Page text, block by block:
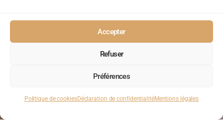
Accepter
Refuser
Préférences
Politique de cookiesDéclaration de confidentialitéMentions légales
Équipements
Capacité : 20 personnes assises
Accès PMR